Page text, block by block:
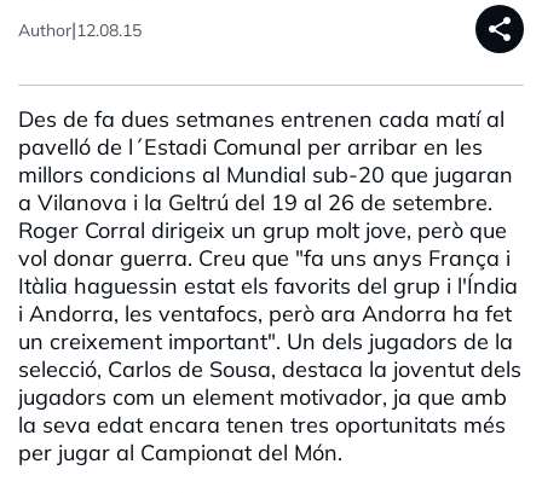
Author|12.08.15 share
Des de fa dues setmanes entrenen cada matí al
pavelló de l´Estadi Comunal per arribar en les
millors condicions al Mundial sub-20 que jugaran
a Vilanova i la Geltrú del 19 al 26 de setembre.
Roger Corral dirigeix un grup molt jove, però que
vol donar guerra. Creu que "fa uns anys França i
Itàlia haguessin estat els favorits del grup i l'Índia
i Andorra, les ventafocs, però ara Andorra ha fet
un creixement important". Un dels jugadors de la
selecció, Carlos de Sousa, destaca la joventut dels
jugadors com un element motivador, ja que amb
la seva edat encara tenen tres oportunitats més
per jugar al Campionat del Món.